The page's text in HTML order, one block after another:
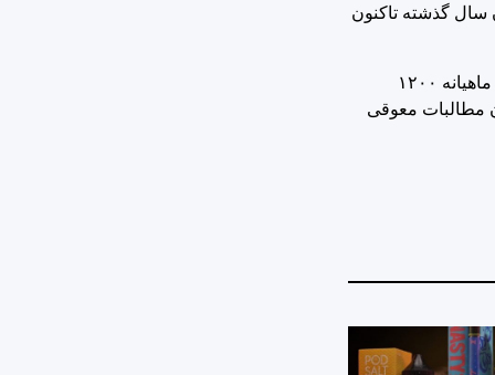
سال گذشته تاکنون
مدیرکل تامین اجتماعی فارس عدم تناسب بین منابع و مصارف سازمان را از چالش‌های جدی سازمان متبوع در فارس عنوان کرد و گفت: ماهیانه ١٢٠٠
میلیارد تومان است و در واقع استان فارس ماهی ٤٠٠ میلیارد تومان مطالبات معوقی